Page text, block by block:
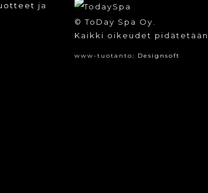
ja
© ToDay Spa Oy.
Kaikki oikeudet pidätetään.
www-tuotanto: Designsoft